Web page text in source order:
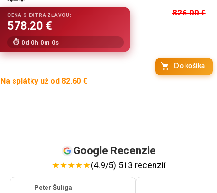
826.00€
0d 0h 0m 0s
Do košíka
Na splátky už od 82.60 €
Google Recenzie
★★★★★(4.9/5) 513 recenzií
Peter Šuliga